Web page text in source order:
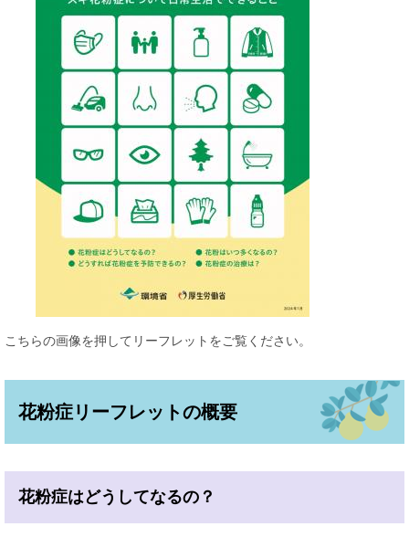
こちらの画像を押してリーフレットをご覧ください。
花粉症リーフレットの概要
花粉症はどうしてなるの？